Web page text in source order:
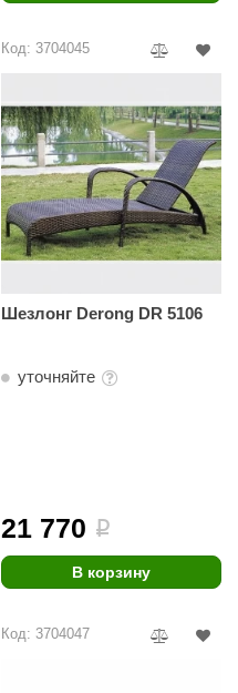
Код: 3704045
Шезлонг Derong DR 5106
уточняйте
21 770 i
В корзину
Код: 3704047